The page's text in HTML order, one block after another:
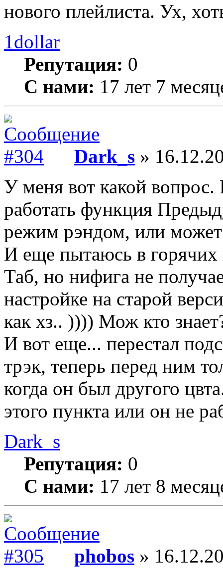
нового плейлиста. Ух,
1dollar
Репутация: 0
С нами: 17 лет 7
Dark_s »
У меня вот какой вопрос.
работать функция
режим рэндом, или может
И еще пытаюсь в горячих
Таб, но нифига не
настройке на старой
как хз.. )))) Мож кто
И вот еще... перестал
трэк, теперь перед ним
когда он был другого
этого пункта или он не
Dark_s
Репутация: 0
С нами: 17 лет 8
phobos »